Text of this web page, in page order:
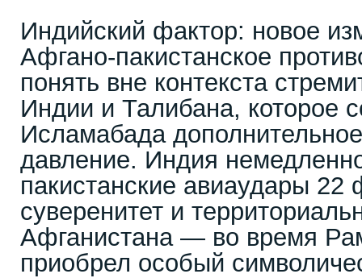
Индийский фактор: новое
Афгано-пакистанское
понять вне контекста
Индии и Талибана, которое
Исламабада дополнительное
давление. Индия
пакистанские авиаудары
суверенитет и
Афганистана — во время
приобрел особый